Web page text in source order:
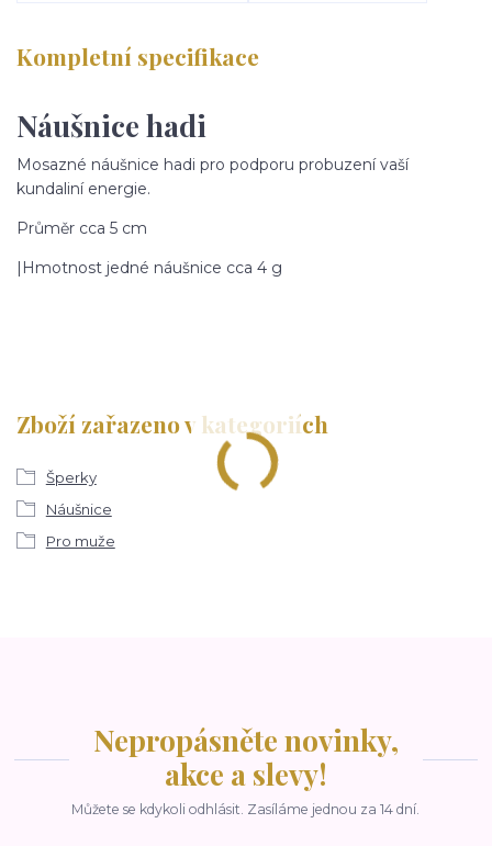
Kompletní specifikace
Náušnice hadi
Mosazné náušnice hadi pro podporu probuzení vaší
kundaliní energie.
Průměr cca 5 cm
|Hmotnost jedné náušnice cca 4 g
Zboží zařazeno v kategoriích
Šperky
Náušnice
Pro muže
Nepropásněte novinky,
akce a slevy!
Můžete se kdykoli odhlásit. Zasíláme jednou za 14 dní.